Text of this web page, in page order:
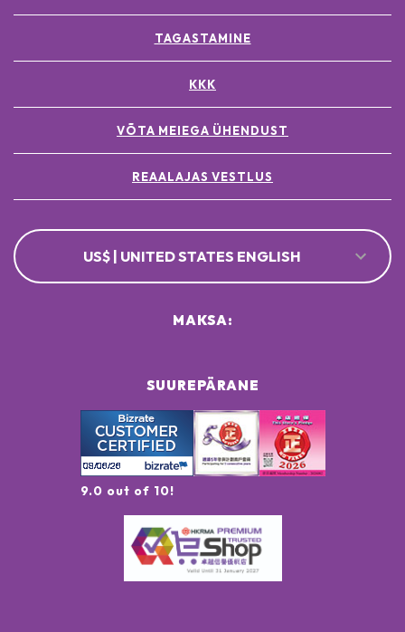
TAGASTAMINE
KKK
VÕTA MEIEGA ÜHENDUST
REAALAJAS VESTLUS
US$ | UNITED STATES ENGLISH
SUUREPÄRANE
9.0 out of 10!
MAKSA: